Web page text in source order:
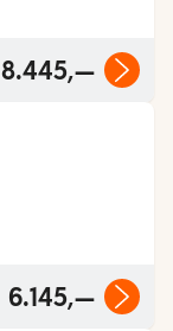
8.445,—
6.145,—